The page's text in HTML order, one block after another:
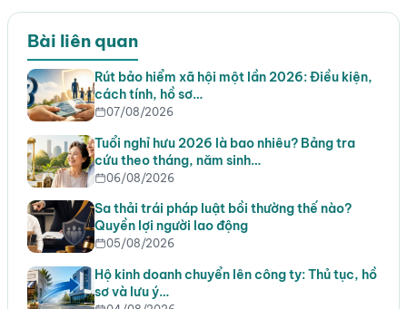
Bài liên quan
Rút bảo hiểm xã hội một lần 2026: Điều kiện,
cách tính, hồ sơ…
07/08/2026
Tuổi nghỉ hưu 2026 là bao nhiêu? Bảng tra
cứu theo tháng, năm sinh…
06/08/2026
Sa thải trái pháp luật bồi thường thế nào?
Quyền lợi người lao động
05/08/2026
Hộ kinh doanh chuyển lên công ty: Thủ tục, hồ
sơ và lưu ý…